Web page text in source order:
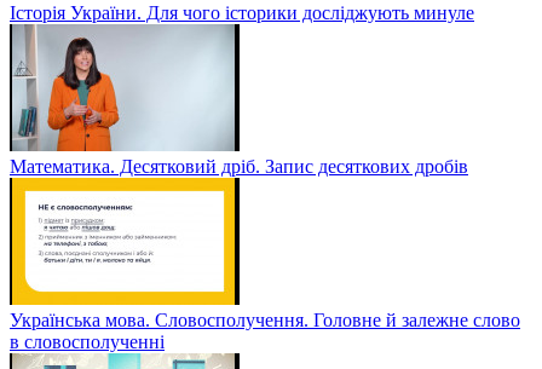
Історія України. Для чого історики досліджують минуле
Математика. Десятковий дріб. Запис десяткових дробів
Українська мова. Словосполучення. Головне й залежне слово
в словосполученні